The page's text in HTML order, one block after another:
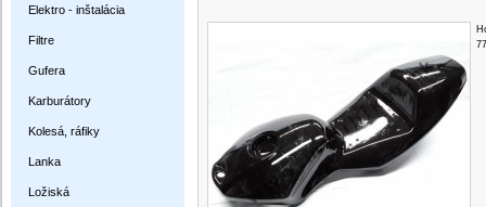
Elektro - inštalácia
Filtre
Gufera
Karburátory
Kolesá, ráfiky
Lanka
Ložiská